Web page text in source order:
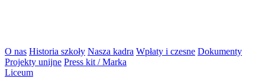
O nas Historia szkoły Nasza kadra Wpłaty i czesne Dokumenty
Projekty unijne Press kit / Marka
Liceum